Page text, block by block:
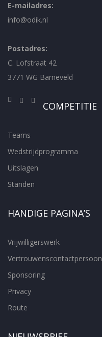
E-mailadres:
info@odik.nl
Postadres:
C. Lofstraat 42
3771 WG Barneveld
COMPETITIE
Teams
Wedstrijdprogramma
Uitslagen
Standen
HANDIGE PAGINA’S
Vrijwilligerswerk
Vertrouwenscontactpersoon
Sponsoring
Privacy
Route